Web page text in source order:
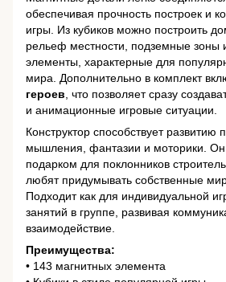
обеспечивая прочность построек и
игры. Из кубиков можно построить
рельеф местности, подземные зоны
элементы, характерные для
мира. Дополнительно в комплект
героев , что позволяет сразу
и анимационные игровые ситуации.
Конструктор способствует развитию
мышления, фантазии и моторики. Он
подарком для поклонников
любят придумывать собственные
Подходит как для индивидуальной
занятий в группе, развивая
взаимодействие.
Преимущества:
• 143 магнитных элемента